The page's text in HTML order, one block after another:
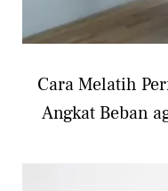
Cara Melatih
Angkat Beban